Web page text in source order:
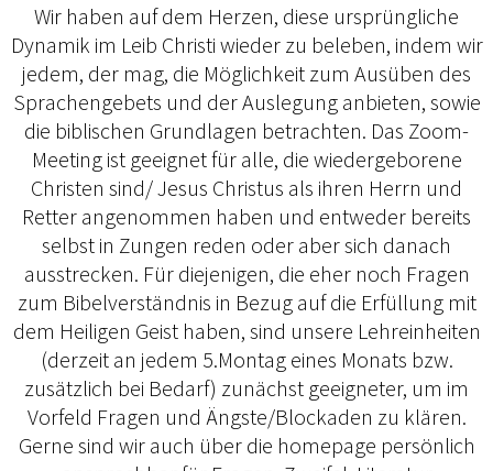
Wir haben auf dem Herzen, diese ursprüngliche
Dynamik im Leib Christi wieder zu beleben, indem wir
jedem, der mag, die Möglichkeit zum Ausüben des
Sprachengebets und der Auslegung anbieten, sowie
die biblischen Grundlagen betrachten. Das Zoom-
Meeting ist geeignet für alle, die wiedergeborene
Christen sind/ Jesus Christus als ihren Herrn und
Retter angenommen haben und entweder bereits
selbst in Zungen reden oder aber sich danach
ausstrecken. Für diejenigen, die eher noch Fragen
zum Bibelverständnis in Bezug auf die Erfüllung mit
dem Heiligen Geist haben, sind unsere Lehreinheiten
(derzeit an jedem 5.Montag eines Monats bzw.
zusätzlich bei Bedarf) zunächst geeigneter, um im
Vorfeld Fragen und Ängste/Blockaden zu klären.
Gerne sind wir auch über die homepage persönlich